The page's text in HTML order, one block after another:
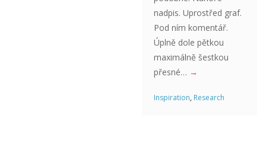
nadpis. Uprostřed graf.
Pod ním komentář.
Úplně dole pětkou
maximálně šestkou
přesné… →
Inspiration, Research